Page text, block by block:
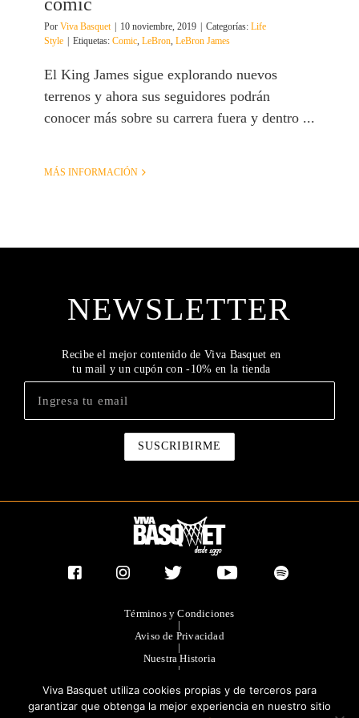
Por Viva Basquet | 10 noviembre, 2019 | Categorías: Life
Style | Etiquetas: Comic LeBron LeBron James
El King James sigue explorando nuevos
terrenos y ahora sus seguidores podrán
conocer más sobre su carrera fuera y dentro ...
MÁS INFORMACIÓN
NEWSLETTER
Recibe el mejor contenido de Viva Basquet en
tu mail y un cupón con -10% en la tienda
Términos y Condiciones
|
Aviso de Privacidad
|
Nuestra Historia
|
|
Publicidad
Viva Basquet utiliza cookies propias y de terceros para
garantizar que obtenga la mejor experiencia en nuestro sitio